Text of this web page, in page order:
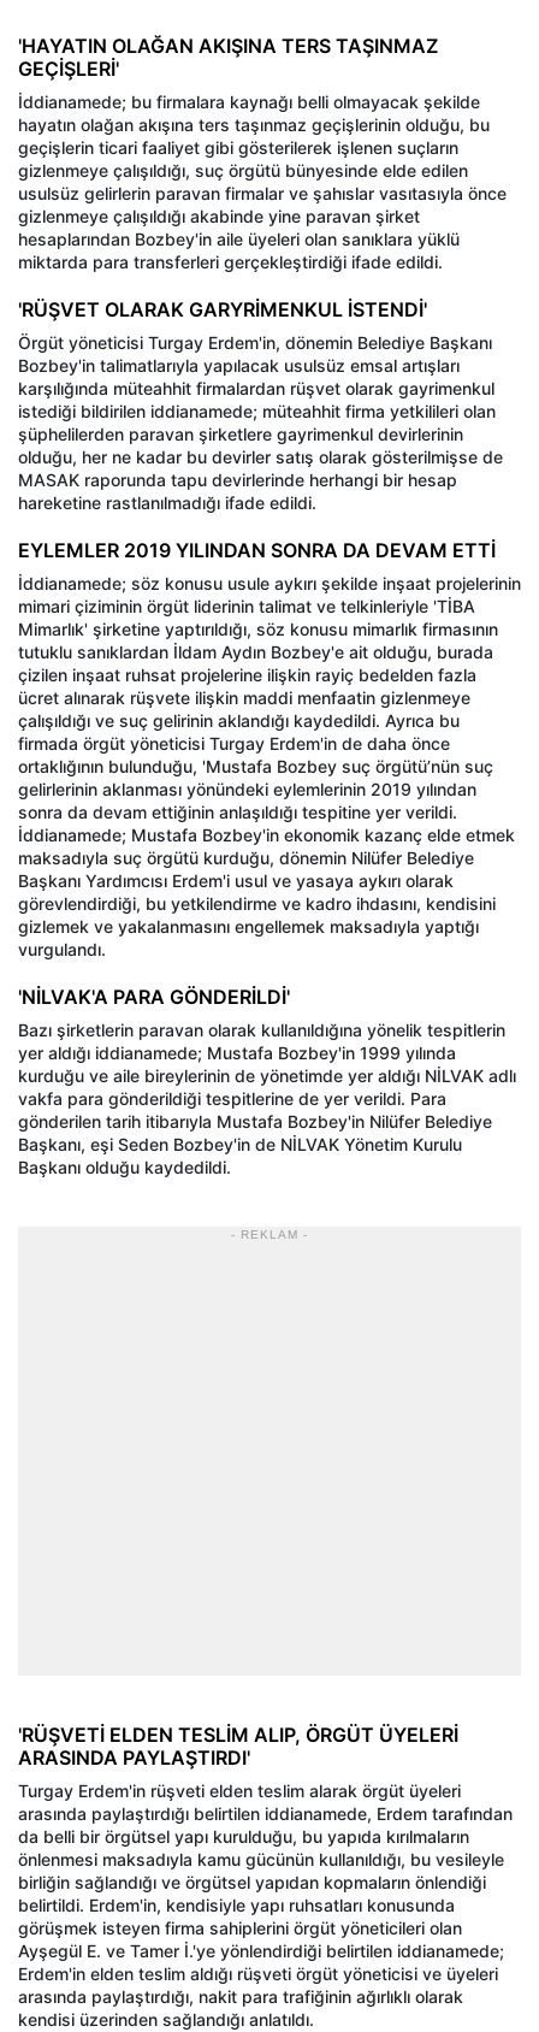
'HAYATIN OLAĞAN AKIŞINA TERS TAŞINMAZ
GEÇİŞLERİ'
İddianamede; bu firmalara kaynağı belli olmayacak şekilde
hayatın olağan akışına ters taşınmaz geçişlerinin olduğu, bu
geçişlerin ticari faaliyet gibi gösterilerek işlenen suçların
gizlenmeye çalışıldığı, suç örgütü bünyesinde elde edilen
usulsüz gelirlerin paravan firmalar ve şahıslar vasıtasıyla önce
gizlenmeye çalışıldığı akabinde yine paravan şirket
hesaplarından Bozbey'in aile üyeleri olan sanıklara yüklü
miktarda para transferleri gerçekleştirdiği ifade edildi.
'RÜŞVET OLARAK GARYRİMENKUL İSTENDİ'
Örgüt yöneticisi Turgay Erdem'in, dönemin Belediye Başkanı
Bozbey'in talimatlarıyla yapılacak usulsüz emsal artışları
karşılığında müteahhit firmalardan rüşvet olarak gayrimenkul
istediği bildirilen iddianamede; müteahhit firma yetkilileri olan
şüphelilerden paravan şirketlere gayrimenkul devirlerinin
olduğu, her ne kadar bu devirler satış olarak gösterilmişse de
MASAK raporunda tapu devirlerinde herhangi bir hesap
hareketine rastlanılmadığı ifade edildi.
EYLEMLER 2019 YILINDAN SONRA DA DEVAM ETTİ
İddianamede; söz konusu usule aykırı şekilde inşaat projelerinin
mimari çiziminin örgüt liderinin talimat ve telkinleriyle 'TİBA
Mimarlık' şirketine yaptırıldığı, söz konusu mimarlık firmasının
tutuklu sanıklardan İldam Aydın Bozbey'e ait olduğu, burada
çizilen inşaat ruhsat projelerine ilişkin rayiç bedelden fazla
ücret alınarak rüşvete ilişkin maddi menfaatin gizlenmeye
çalışıldığı ve suç gelirinin aklandığı kaydedildi. Ayrıca bu
firmada örgüt yöneticisi Turgay Erdem'in de daha önce
ortaklığının bulunduğu, 'Mustafa Bozbey suç örgütü’nün suç
gelirlerinin aklanması yönündeki eylemlerinin 2019 yılından
sonra da devam ettiğinin anlaşıldığı tespitine yer verildi.
İddianamede; Mustafa Bozbey'in ekonomik kazanç elde etmek
maksadıyla suç örgütü kurduğu, dönemin Nilüfer Belediye
Başkanı Yardımcısı Erdem'i usul ve yasaya aykırı olarak
görevlendirdiği, bu yetkilendirme ve kadro ihdasını, kendisini
gizlemek ve yakalanmasını engellemek maksadıyla yaptığı
vurgulandı.
'NİLVAK'A PARA GÖNDERİLDİ'
Bazı şirketlerin paravan olarak kullanıldığına yönelik tespitlerin
yer aldığı iddianamede; Mustafa Bozbey'in 1999 yılında
kurduğu ve aile bireylerinin de yönetimde yer aldığı NİLVAK adlı
vakfa para gönderildiği tespitlerine de yer verildi. Para
gönderilen tarih itibarıyla Mustafa Bozbey'in Nilüfer Belediye
Başkanı, eşi Seden Bozbey'in de NİLVAK Yönetim Kurulu
Başkanı olduğu kaydedildi.
- REKLAM -
'RÜŞVETİ ELDEN TESLİM ALIP, ÖRGÜT ÜYELERİ
ARASINDA PAYLAŞTIRDI'
Turgay Erdem'in rüşveti elden teslim alarak örgüt üyeleri
arasında paylaştırdığı belirtilen iddianamede, Erdem tarafından
da belli bir örgütsel yapı kurulduğu, bu yapıda kırılmaların
önlenmesi maksadıyla kamu gücünün kullanıldığı, bu vesileyle
birliğin sağlandığı ve örgütsel yapıdan kopmaların önlendiği
belirtildi. Erdem'in, kendisiyle yapı ruhsatları konusunda
görüşmek isteyen firma sahiplerini örgüt yöneticileri olan
Ayşegül E. ve Tamer İ.'ye yönlendirdiği belirtilen iddianamede;
Erdem'in elden teslim aldığı rüşveti örgüt yöneticisi ve üyeleri
arasında paylaştırdığı, nakit para trafiğinin ağırlıklı olarak
kendisi üzerinden sağlandığı anlatıldı.